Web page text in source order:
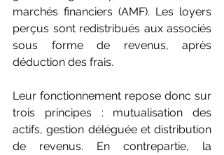
marchés financiers (AMF). Les loyers
perçus sont redistribués aux associés
sous forme de revenus, après
déduction des frais.
Leur fonctionnement repose donc sur
trois principes : mutualisation des
actifs, gestion déléguée et distribution
de revenus. En contrepartie, la